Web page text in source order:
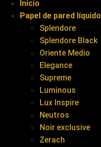
Inicio
Papel de pared líquido
Splendore
Splendore Black
Oriente Medio
Elegance
Supreme
Luminous
Lux Inspire
Neutros
Noir exclusive
Zerach